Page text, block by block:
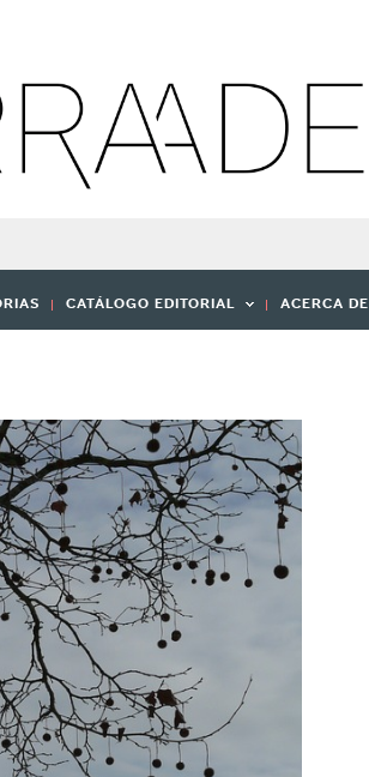
CATÁLOGO EDITORIAL ACERCA DE